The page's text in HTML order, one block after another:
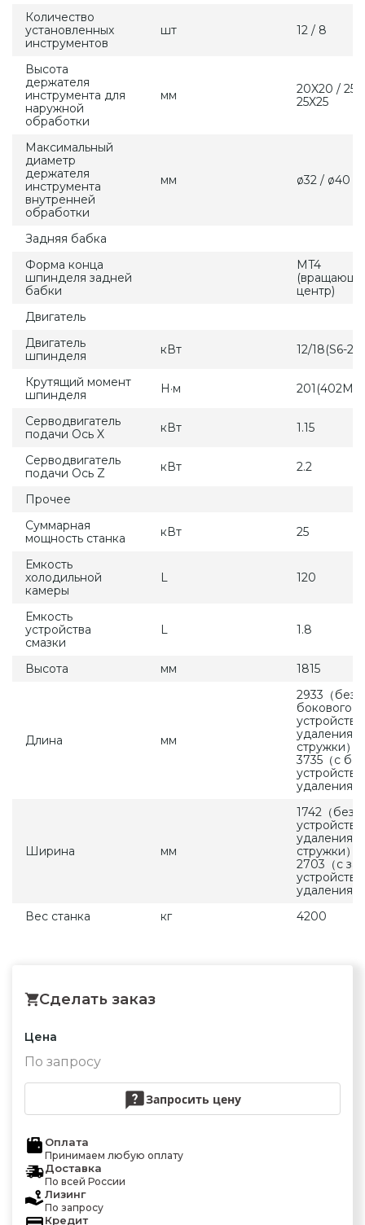
Количество
установленных
инструментов
шт 12 / 8
Высота
держателя
инструмента для
наружной
обработки
мм
20X20 /
25X25
Максимальный
диаметр
держателя
инструмента
внутренней
обработки
мм ø32 / ø40 /
Задняя бабка
Форма конца
шпинделя задней
бабки
MT4
центр)
Двигатель
Двигатель
шпинделя
кВт 12/18(S6-
Крутящий момент
шпинделя
Н·м
Серводвигатель
подачи Ось X
кВт 1.15
Серводвигатель
подачи Ось Z
кВт 2.2
Прочее
Суммарная
мощность станка
кВт 25
Емкость
холодильной
камеры
L 120
Емкость
устройства
смазки
L 1.8
Высота мм 1815
Длина мм
2933（без
бокового
устройства
удаления
стружки） /
3735（с
удаления
Ширина мм
1742（без
устройства
удаления
стружки） /
2703（с
удаления
Вес станка
кг 4200
Сделать заказ
Цена
По запросу
Запросить цену
Оплата
Принимаем любую оплату
Доставка
По всей России
Лизинг
По запросу
Кредит